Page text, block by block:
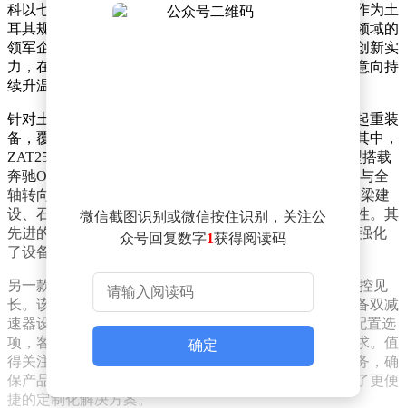
科以七大类近40款核心产品强势登场，成为展会焦点。作为土
耳其规模最大的行业盛会，该展会吸引了全球工程机械领域的
领军企业参展，而中联重科凭借定制化产品矩阵与技术创新实
力，在开展首日便引发客商高度关注，现场咨询与签约意向持
续升温。
针对土耳其市场特性，中联重科此次推出四款专属定制起重装
备，覆盖风电施工、物流运输、市政工程等核心领域。其中，
ZAT2500E重型五轴全地面起重机成为技术亮点：该机型搭载
奔驰OM471发动机与ZF12速自动变速箱，采用四轴驱动与全
轴转向（10×8×10）设计，最小转弯直径仅20.5米，在桥梁建
设、石化项目等复杂场景中展现出卓越的机动性与通过性。其
先进的CAN总线控制系统与高可靠性底盘平台，进一步强化
了设备在极端工况下的稳定性。
另一款明星产品ZLK7600V8折臂吊则以灵活性与精准操控见
长。该机型集成高效液压系统与智能安全控制技术，配备双减
速器设计，作业范围较传统机型提升30%。通过模块化配置选
项，客户可加装卷扬、副臂等组件，满足多样化施工需求。值
得关注的是，中联重科德国工厂提供本地化上装制造服务，确
保产品完全符合欧洲安全与环保标准，为欧洲客户提供了更便
捷的定制化解决方案。
微信截图识别或微信按住识别，关注公
众号回复数字1获得阅读码
确定